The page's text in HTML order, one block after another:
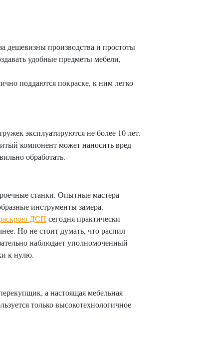
дешевизны производства и простоты
удобные предметы мебели,
поддаются покраске, к ним легко
эксплуатируются не более 10 лет.
компонент может наносить вред
обработать.
станки. Опытные мастера
инструменты замера.
ДСП сегодня практически
Но не стоит думать, что распил
наблюдает уполномоченный
к нулю.
а настоящая мебельная
только высокотехнологичное